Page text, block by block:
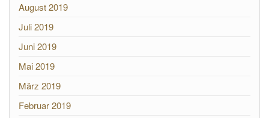
August 2019
Juli 2019
Juni 2019
Mai 2019
März 2019
Februar 2019